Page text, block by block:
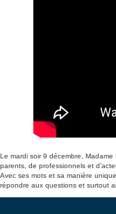
Le mardi soir 9 décembre, Madame
parents, de professionnels et
Avec ses mots et sa manière
répondre aux questions et surtout